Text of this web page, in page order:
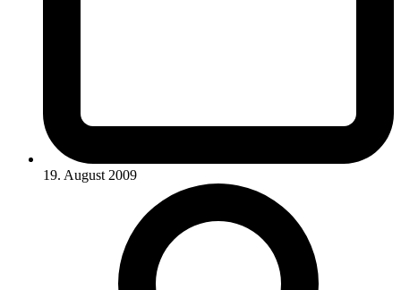
19. August 2009